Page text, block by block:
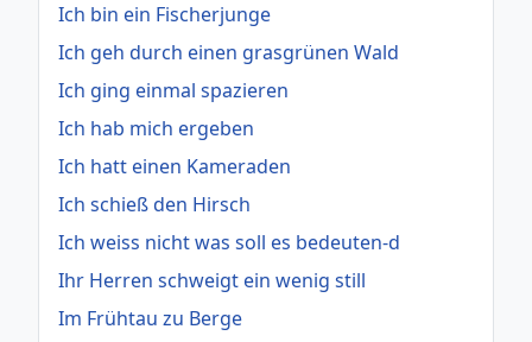
Ich bin ein Fischerjunge
Ich geh durch einen grasgrünen Wald
Ich ging einmal spazieren
Ich hab mich ergeben
Ich hatt einen Kameraden
Ich schieß den Hirsch
Ich weiss nicht was soll es bedeuten-d
Ihr Herren schweigt ein wenig still
Im Frühtau zu Berge